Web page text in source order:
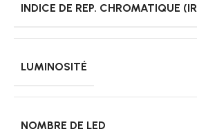
INDICE DE REP. CHROMATIQUE
LUMINOSITÉ
NOMBRE DE LED